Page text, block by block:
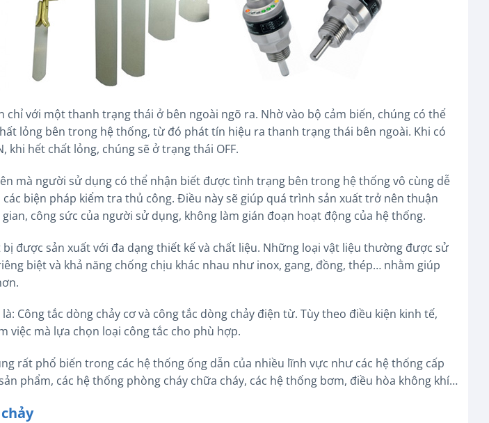
chỉ với một thanh trạng thái ở bên ngoài ngõ ra. Nhờ vào bộ cảm biến, chúng có thể
lỏng bên trong hệ thống, từ đó phát tín hiệu ra thanh trạng thái bên ngoài. Khi có
khi hết chất lỏng, chúng sẽ ở trạng thái OFF.
mà người sử dụng có thể nhận biết được tình trạng bên trong hệ thống vô cùng dễ
biện pháp kiểm tra thủ công. Điều này sẽ giúp quá trình sản xuất trở nên thuận
công sức của người sử dụng, không làm gián đoạn hoạt động của hệ thống.
được sản xuất với đa dạng thiết kế và chất liệu. Những loại vật liệu thường được sử
biệt và khả năng chống chịu khác nhau như inox, gang, đồng, thép… nhằm giúp
Công tắc dòng chảy cơ và công tắc dòng chảy điện từ. Tùy theo điều kiện kinh tế,
việc mà lựa chọn loại công tắc cho phù hợp.
rất phổ biến trong các hệ thống ống dẫn của nhiều lĩnh vực như các hệ thống cấp
phẩm, các hệ thống phòng cháy chữa cháy, các hệ thống bơm, điều hòa không khí…